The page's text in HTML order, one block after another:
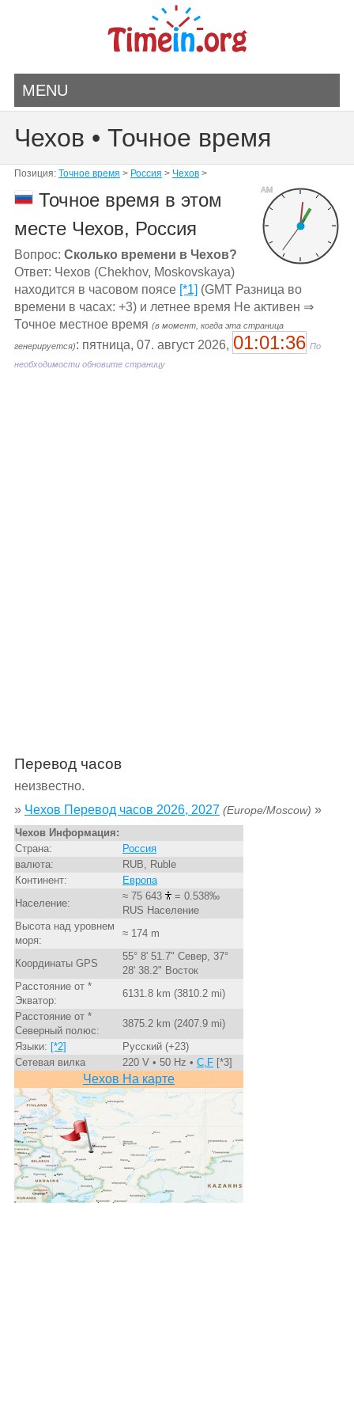
MENU
Чехов • Точное время
Позиция: Точное время > Россия > Чехов>
AM
Точное время в этом
месте Чехов, Россия
Вопрос: Сколько времени в Чехов?
Ответ: Чехов (Chekhov, Moskovskaya)
находится в часовом поясе [*1] (GMT Разница во
времени в часах: +3) и летнее время Не активен ⇒
Точное местное время (в момент, когда эта страница
генерируется): пятница, 07. август 2026, 01:01:36 По
необходимости обновите страницу
Перевод часов
неизвестно.
» Чехов Перевод часов 2026, 2027 (Europe/Moscow) »
Чехов Информация:
Страна:
Россия
валюта:
RUB, Ruble
Континент:
Европа
Население:
≈ 75 643
= 0.538‰
RUS Население
Высота над уровнем
моря:
≈ 174 m
Координаты GPS
55° 8' 51.7" Север, 37°
28' 38.2" Восток
Расстояние от *
Экватор:
6131.8 km (3810.2 mi)
Расстояние от *
Северный полюс:
3875.2 km (2407.9 mi)
Языки: [*2]
Русский (+23)
Сетевая вилка
220 V • 50 Hz • C,F[*3]
Чехов На карте